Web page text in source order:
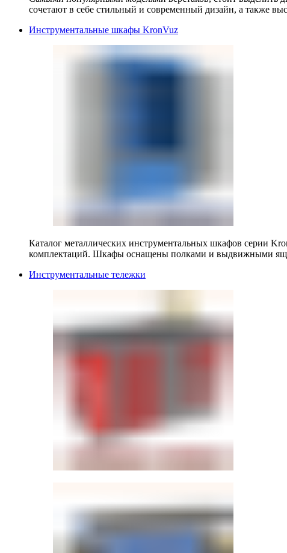
сочетают в себе стильный и современный дизайн, а также
Инструментальные шкафы KronVuz
Каталог металлических инструментальных шкафов серии
комплектаций. Шкафы оснащены полками и выдвижными
Инструментальные тележки